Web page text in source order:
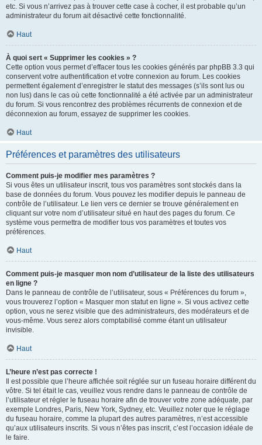
etc. Si vous n’arrivez pas à trouver cette case à cocher, il est probable qu’un
administrateur du forum ait désactivé cette fonctionnalité.
Haut
À quoi sert « Supprimer les cookies » ?
Cette option vous permet d’effacer tous les cookies générés par phpBB 3.3 qui
conservent votre authentification et votre connexion au forum. Les cookies
permettent également d’enregistrer le statut des messages (s’ils sont lus ou
non lus) dans le cas où cette fonctionnalité a été activée par un administrateur
du forum. Si vous rencontrez des problèmes récurrents de connexion et de
déconnexion au forum, essayez de supprimer les cookies.
Haut
Préférences et paramètres des utilisateurs
Comment puis-je modifier mes paramètres ?
Si vous êtes un utilisateur inscrit, tous vos paramètres sont stockés dans la
base de données du forum. Vous pouvez les modifier depuis le panneau de
contrôle de l’utilisateur. Le lien vers ce dernier se trouve généralement en
cliquant sur votre nom d’utilisateur situé en haut des pages du forum. Ce
système vous permettra de modifier tous vos paramètres et toutes vos
préférences.
Haut
Comment puis-je masquer mon nom d’utilisateur de la liste des utilisateurs
en ligne ?
Dans le panneau de contrôle de l’utilisateur, sous « Préférences du forum »,
vous trouverez l’option « Masquer mon statut en ligne ». Si vous activez cette
option, vous ne serez visible que des administrateurs, des modérateurs et de
vous-même. Vous serez alors comptabilisé comme étant un utilisateur
invisible.
Haut
L’heure n’est pas correcte !
Il est possible que l’heure affichée soit réglée sur un fuseau horaire différent du
vôtre. Si tel était le cas, veuillez vous rendre dans le panneau de contrôle de
l’utilisateur et régler le fuseau horaire afin de trouver votre zone adéquate, par
exemple Londres, Paris, New York, Sydney, etc. Veuillez noter que le réglage
du fuseau horaire, comme la plupart des autres paramètres, n’est accessible
qu’aux utilisateurs inscrits. Si vous n’êtes pas inscrit, c’est l’occasion idéale de
le faire.